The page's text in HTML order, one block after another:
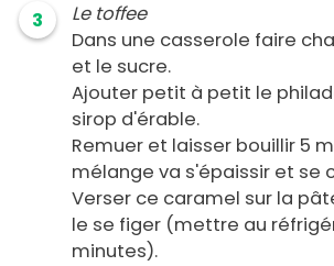
3
Le toffee
Dans une casserole faire
et le sucre.
Ajouter petit à petit le
sirop d'érable.
Remuer et laisser bouillir 5
mélange va s'épaissir et se
Verser ce caramel sur la
le se figer (mettre au
minutes).